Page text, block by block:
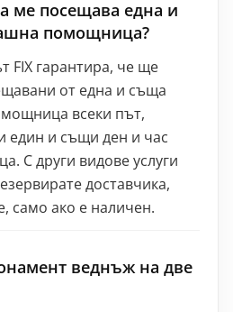
ме посещава една и
помощница?
FIX гарантира, че ще
от една и съща
всеки път,
един и същи ден и час
С други видове услуги
доставчика,
само ако е наличен.
веднъж на две